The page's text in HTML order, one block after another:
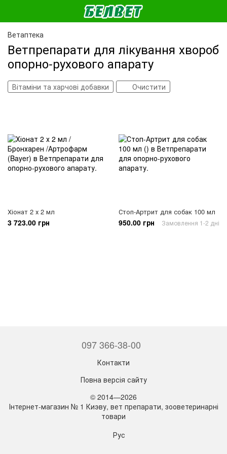
Ветаптека
Ветпрепарати для лікування хвороб
опорно-рухового апарату
Вітаміни та харчові добавки Очистити
Хіонат 2 х 2 мл
3 723.00 грн
Стоп-Артрит для собак 100 мл
950.00 грн Замовлення 1-2 дні
097 366-38-00
Контакти
Повна версія сайту
© 2014—2026
Інтернет-магазин № 1 Киэву, вет препарати, зооветеринарні
товари
Рус